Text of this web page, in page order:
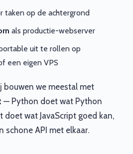
taken op de achtergrond
als productie-webserver
uit te rollen op
een eigen VPS
we meestal met
— Python doet wat Python
doet wat JavaScript goed kan,
schone API met elkaar.